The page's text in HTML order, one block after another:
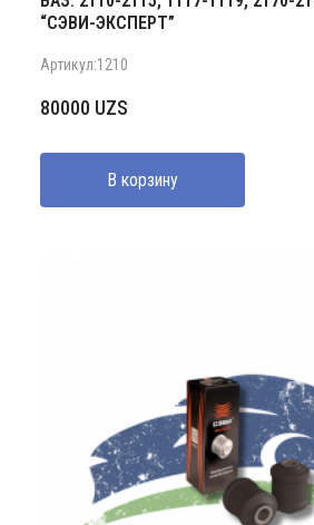
“СЭВИ-ЭКСПЕРТ”
Артикул:1210
80000 UZS
В корзину